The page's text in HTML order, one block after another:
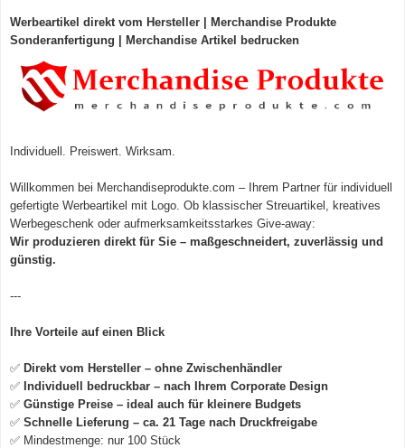
Werbeartikel direkt vom Hersteller
Merchandise Produkte
Sonderanfertigung
Merchandise Artikel bedrucken
Individuell. Preiswert. Wirksam.
Willkommen bei Merchandiseprodukte.com – Ihrem Partner für individuell
gefertigte Werbeartikel mit Logo. Ob klassischer Streuartikel, kreatives
Werbegeschenk oder aufmerksamkeitsstarkes Give-away:
Wir produzieren direkt für Sie – maßgeschneidert, zuverlässig und
günstig.
---
Ihre Vorteile auf einen Blick
✅ Direkt vom Hersteller – ohne Zwischenhändler
✅ Individuell bedruckbar – nach Ihrem Corporate Design
✅ Günstige Preise – ideal auch für kleinere Budgets
✅ Schnelle Lieferung – ca. 21 Tage nach Druckfreigabe
✅ Mindestmenge: nur 100 Stück